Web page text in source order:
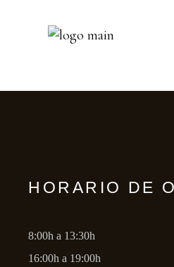
HORARIO DE
8:00h a 13:30h
16:00h a 19:00h